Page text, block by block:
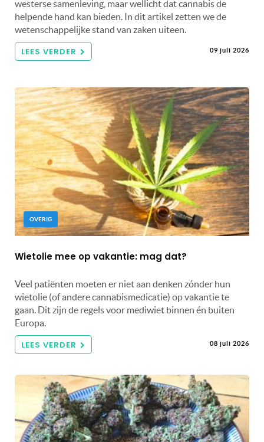
westerse samenleving, maar wellicht dat cannabis de
helpende hand kan bieden. In dit artikel zetten we de
wetenschappelijke stand van zaken uiteen.
LEES VERDER 09 juli 2026
OVERIG
Wietolie mee op vakantie: mag dat?
Veel patiënten moeten er niet aan denken zónder hun
wietolie (of andere cannabismedicatie) op vakantie te
gaan. Dit zijn de regels voor mediwiet binnen én buiten
Europa.
LEES VERDER 08 juli 2026